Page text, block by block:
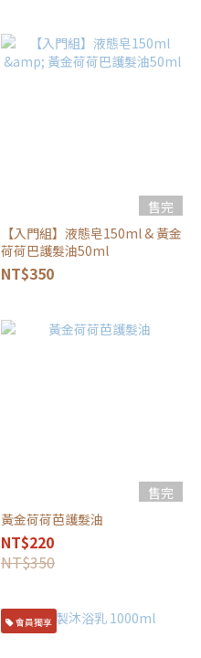
售完
【入門組】液態皂150ml & 黃金
荷荷巴護髮油50ml
NT$350
售完
黃金荷荷芭護髮油
NT$220
NT$350
會員獨享